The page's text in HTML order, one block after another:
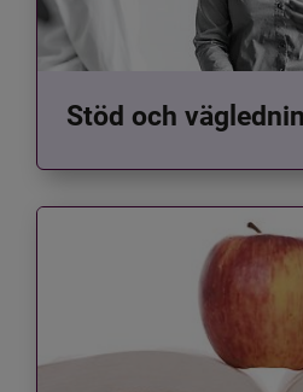
Stöd och